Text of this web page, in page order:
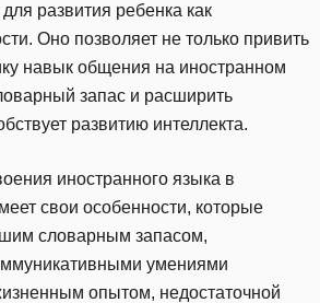
развития ребенка как
Оно позволяет не только привить
навык общения на иностранном
запас и расширить
развитию интеллекта.
иностранного языка в
свои особенности, которые
словарным запасом,
умениями
опытом, недостаточной